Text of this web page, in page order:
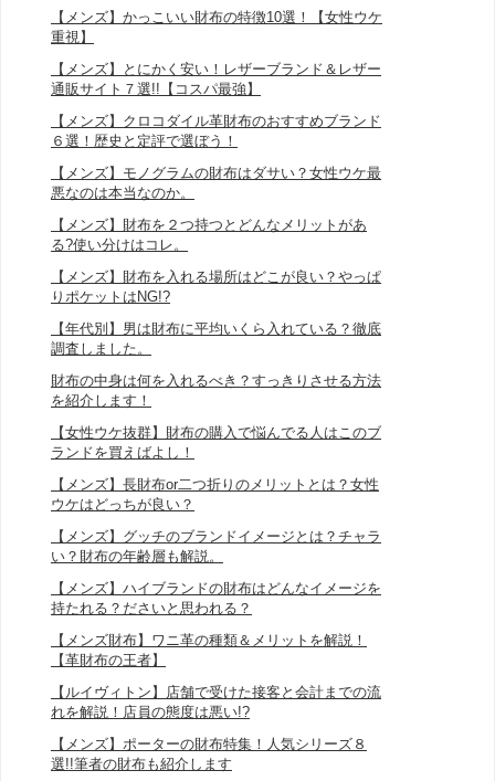
【メンズ】かっこいい財布の特徴10選！【女性ウケ
重視】
【メンズ】とにかく安い！レザーブランド＆レザー
通販サイト７選!!【コスパ最強】
【メンズ】クロコダイル革財布のおすすめブランド
６選！歴史と定評で選ぼう！
【メンズ】モノグラムの財布はダサい？女性ウケ最
悪なのは本当なのか。
【メンズ】財布を２つ持つとどんなメリットがあ
る?使い分けはコレ。
【メンズ】財布を入れる場所はどこが良い？やっぱ
りポケットはNG!?
【年代別】男は財布に平均いくら入れている？徹底
調査しました。
財布の中身は何を入れるべき？すっきりさせる方法
を紹介します！
【女性ウケ抜群】財布の購入で悩んでる人はこのブ
ランドを買えばよし！
【メンズ】長財布or二つ折りのメリットとは？女性
ウケはどっちが良い？
【メンズ】グッチのブランドイメージとは？チャラ
い？財布の年齢層も解説。
【メンズ】ハイブランドの財布はどんなイメージを
持たれる？ださいと思われる？
【メンズ財布】ワニ革の種類＆メリットを解説！
【革財布の王者】
【ルイヴィトン】店舗で受けた接客と会計までの流
れを解説！店員の態度は悪い!?
【メンズ】ポーターの財布特集！人気シリーズ８
選!!筆者の財布も紹介します